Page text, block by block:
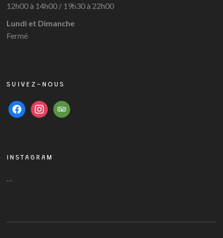
12h00 à 14h00 / 19h30 à 22h00
Lundi et Dimanche
Fermé
SUIVEZ-NOUS
facebookinstagramtripadvisor
INSTAGRAM